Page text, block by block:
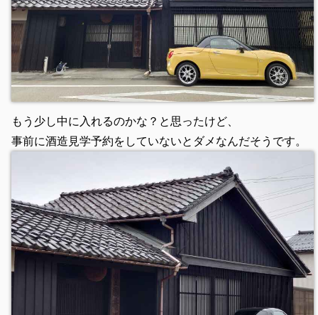
もう少し中に入れるのかな？と思ったけど、
事前に酒造見学予約をしていないとダメなんだそうです。